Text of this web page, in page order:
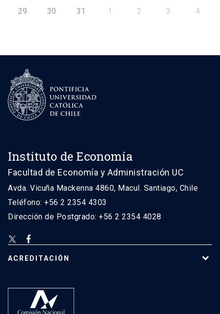
29 30 31 1 2 3 4
Instituto de Economía
Facultad de Economía y Administración UC
Avda. Vicuña Mackenna 4860, Macul. Santiago, Chile
Teléfono: +56 2 2354 4303
Dirección de Postgrado: +56 2 2354 4028
ACREDITACIÓN